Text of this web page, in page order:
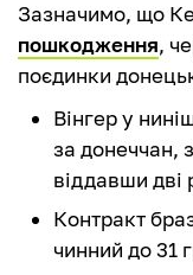
Зазначимо, що
пошкодження,
поєдинки
Вінгер у
за донеччан,
віддавши дві
Контракт
чинний до 31